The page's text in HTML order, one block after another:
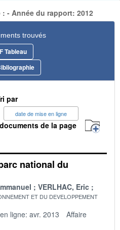
- Année du rapport: 2012
trouvés
Tableau
par
date de mise en ligne
de la page
national du
VERLHAC, Eric
ET DU DEVELOPPEMENT
ligne: avr. 2013
Affaire